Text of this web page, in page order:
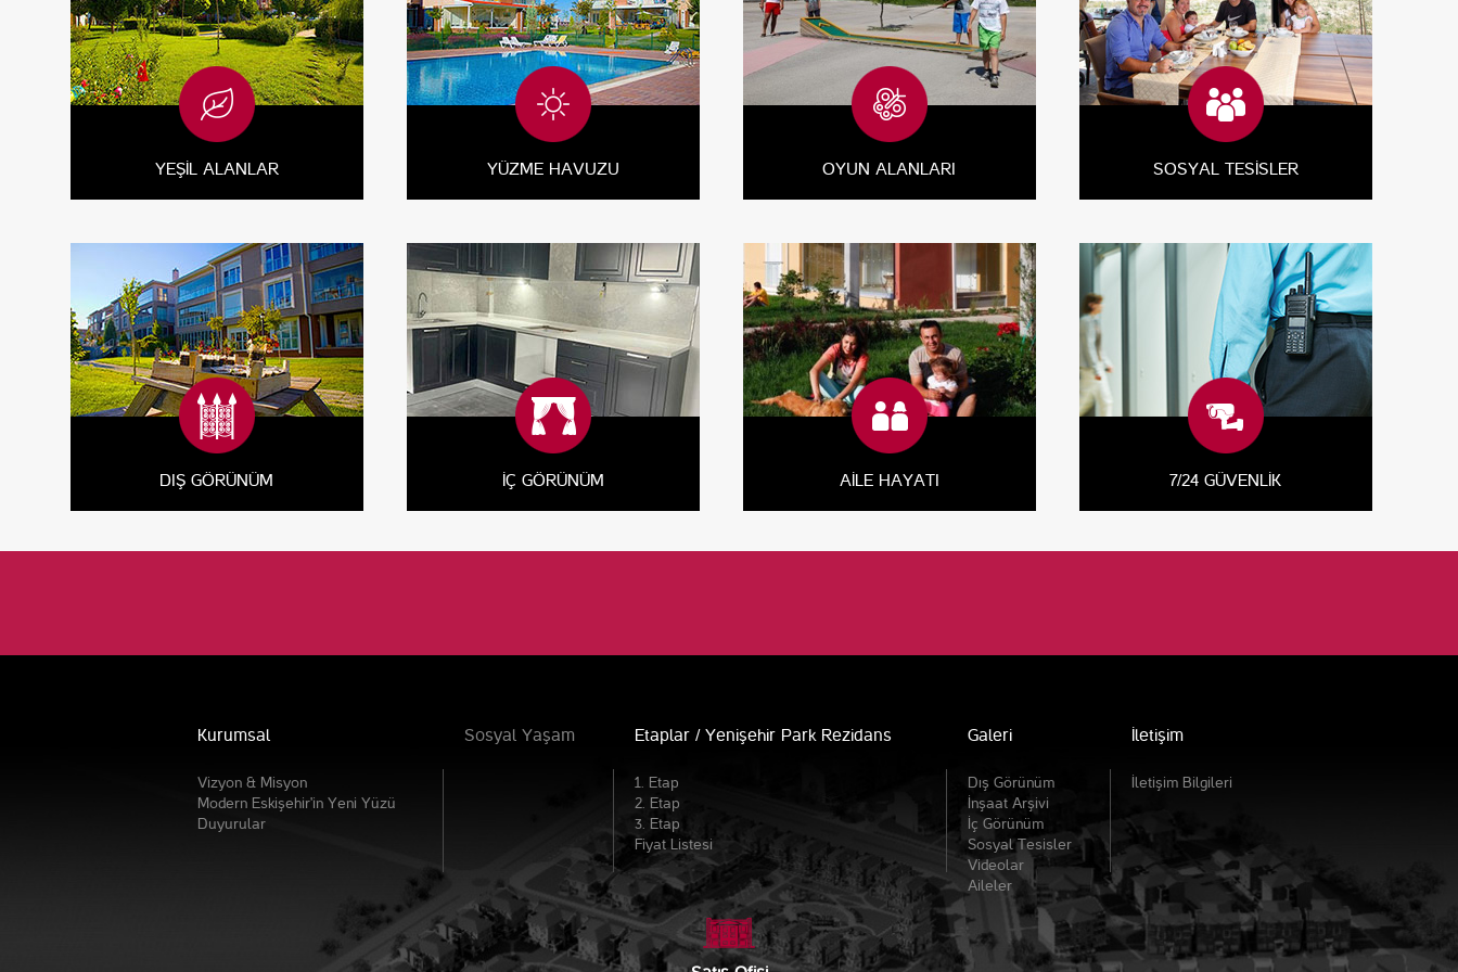
YEŞİL ALANLAR YÜZME HAVUZU OYUN ALANLARI SOSYAL TESİSLER
DIŞ GÖRÜNÜM İÇ GÖRÜNÜM AİLE HAYATI 7/24 GÜVENLİK
Kurumsal
Vizyon & Misyon
Modern Eskişehir'in Yeni Yüzü
Duyurular
Sosyal Yaşam Etaplar / Yenişehir Park Rezidans
1. Etap
2. Etap
3. Etap
Fiyat Listesi
Galeri
Dış Görünüm
İnşaat Arşivi
İç Görünüm
Sosyal Tesisler
Videolar
Aileler
İletişim
İletişim Bilgileri